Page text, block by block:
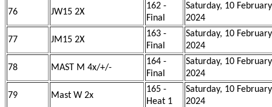
76 JW15 2X
162 -
Final
Saturday, 10 February
2024
77 JM15 2X
163 -
Final
Saturday, 10 February
2024
78 MAST M 4x/+/-
164 -
Final
Saturday, 10 February
2024
79 Mast W 2x
165 -
Heat 1
Saturday, 10 February
2024